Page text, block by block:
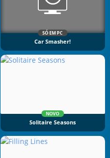
SÓ EM PC
Car Smasher!
NOVO
Solitaire Seasons